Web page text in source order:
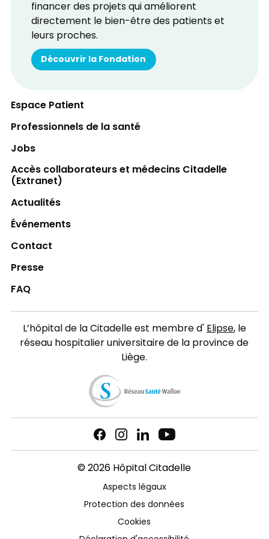
financer des projets qui améliorent
directement le bien-être des patients et
leurs proches.
Découvrir la Fondation
Espace Patient
Professionnels de la santé
Jobs
Accès collaborateurs et médecins Citadelle
(Extranet)
Actualités
Événements
Contact
Presse
FAQ
L’hôpital de la Citadelle est membre d'Elipse, le
réseau hospitalier universitaire de la province de
Liège.
© 2026 Hôpital Citadelle
Aspects légaux
Protection des données
Cookies